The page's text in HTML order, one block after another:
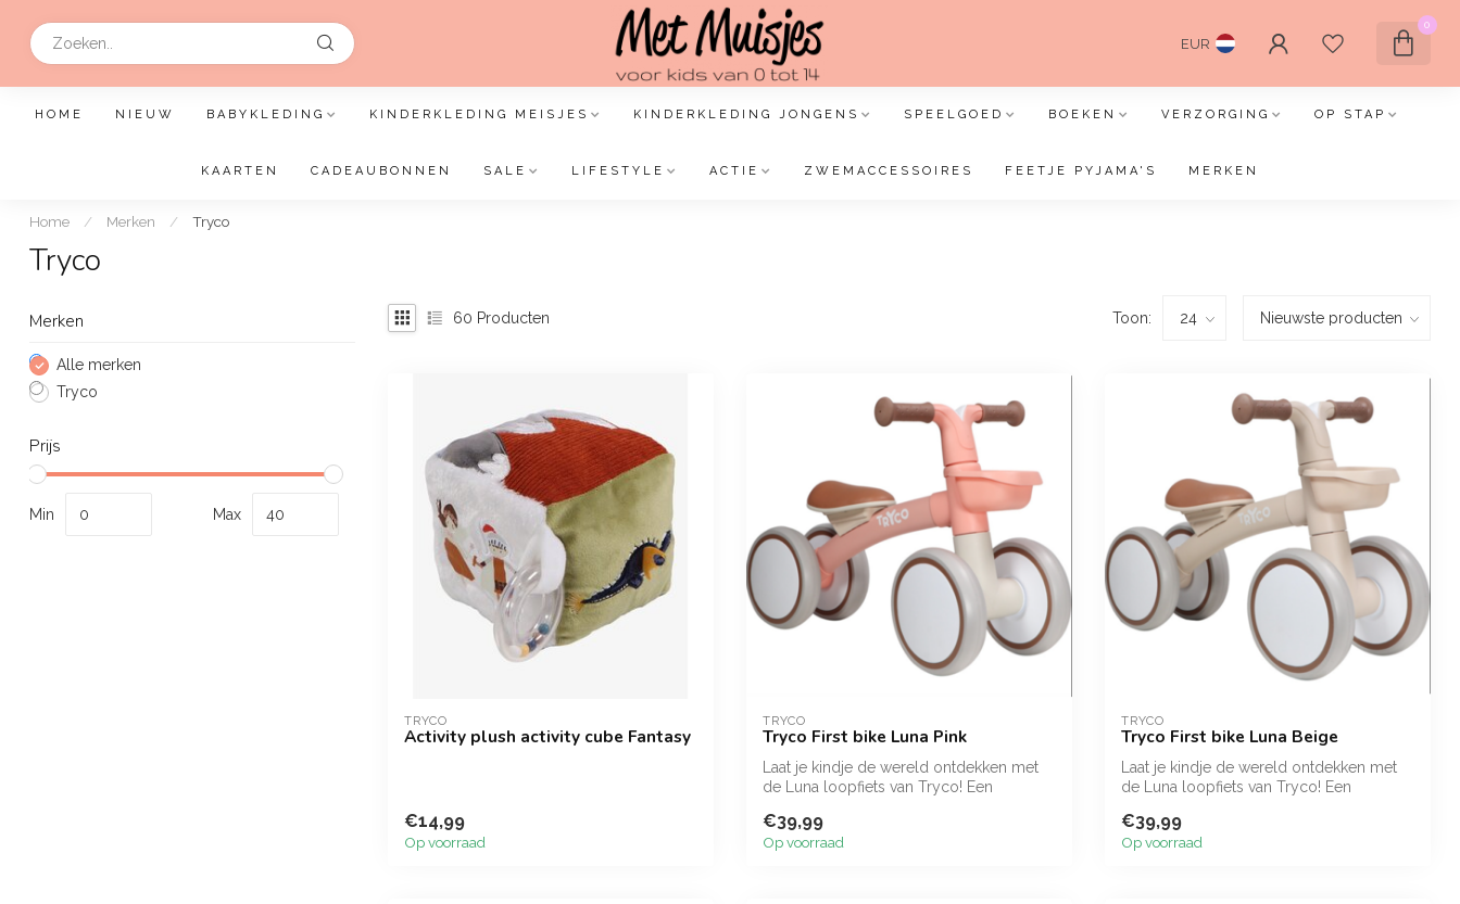
EUR
0
HOME NIEUW BABYKLEDING KINDERKLEDING MEISJES KINDERKLEDING JONGENS SPEELGOED BOEKEN VERZORGING OP STAP
KAARTEN CADEAUBONNEN SALE LIFESTYLE ACTIE ZWEMACCESSOIRES FEETJE PYJAMA'S MERKEN
Home / Merken / Tryco
Tryco
Merken
Alle merken
Tryco
Prijs
Min Max
60 Producten Toon:
TRYCO
Activity plush activity cube Fantasy
€14,99
Op voorraad
TRYCO
Tryco First bike Luna Pink
Laat je kindje de wereld ontdekken met
de Luna loopfiets van Tryco! Een
€39,99
Op voorraad
TRYCO
Tryco First bike Luna Beige
Laat je kindje de wereld ontdekken met
de Luna loopfiets van Tryco! Een
€39,99
Op voorraad